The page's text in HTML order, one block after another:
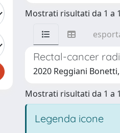
Mostrati risultati da 1 a
Rectal-cancer
2020 Reggiani
Mostrati risultati da 1 a
Legenda icone